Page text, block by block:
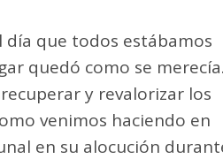
día que todos estábamos
quedó como se merecía.
y revalorizar los
venimos haciendo en
en su alocución